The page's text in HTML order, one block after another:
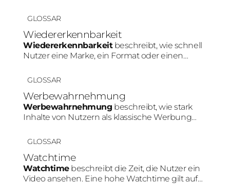
Marketing beeinflusst die Zielgruppe direkt die
GLOSSAR
Wiedererkennbarkeit
Wiedererkennbarkeitbeschreibt, wie schnell
Nutzer eine Marke, ein Format oder einen
Konsistente Farben, Personen oder Content-
GLOSSAR
Werbewahrnehmung
Werbewahrnehmung beschreibt, wie stark
Inhalte von Nutzern als klassische Werbung
den Content integriert wird, desto geringer fällt
GLOSSAR
Watchtime
Watchtimebeschreibt die Zeit, die Nutzer ein
Video ansehen. Eine hohe Watchtime gilt auf